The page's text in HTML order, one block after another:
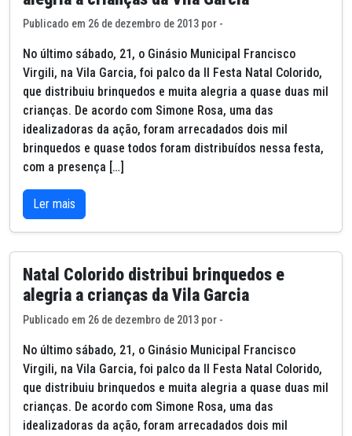
Publicado em 26 de dezembro de 2013 por -
No último sábado, 21, o Ginásio Municipal Francisco
Virgili, na Vila Garcia, foi palco da II Festa Natal Colorido,
que distribuiu brinquedos e muita alegria a quase duas mil
crianças. De acordo com Simone Rosa, uma das
idealizadoras da ação, foram arrecadados dois mil
brinquedos e quase todos foram distribuídos nessa festa,
com a presença […]
Ler mais
Natal Colorido distribui brinquedos e
alegria a crianças da Vila Garcia
Publicado em 26 de dezembro de 2013 por -
No último sábado, 21, o Ginásio Municipal Francisco
Virgili, na Vila Garcia, foi palco da II Festa Natal Colorido,
que distribuiu brinquedos e muita alegria a quase duas mil
crianças. De acordo com Simone Rosa, uma das
idealizadoras da ação, foram arrecadados dois mil